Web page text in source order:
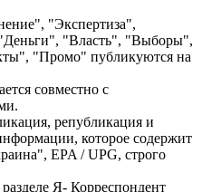
"Экспертиза",
"Власть", "Выборы",
"Промо" публикуются на
совместно с
републикация и
которое содержит
EPA / UPG, строго
Я- Корреспондент